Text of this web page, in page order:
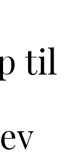
til